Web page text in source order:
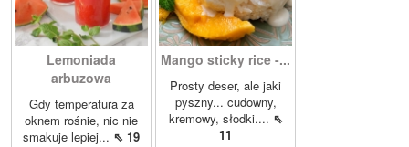
Lemoniada
arbuzowa
Gdy temperatura za
oknem rośnie, nic nie
smakuje lepiej... ⇖ 19
Mango sticky rice -...
Prosty deser, ale jaki
pyszny... cudowny,
kremowy, słodki.... ⇖
11